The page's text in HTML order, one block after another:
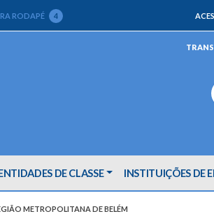
RODAPÉ 4
DE CLASSE INSTITUIÇÕES DE
METROPOLITANA DE BELÉM